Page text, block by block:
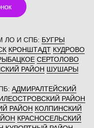
ЛО И СПБ: БУГРЫ
КРОНШТАДТ КУДРОВО
СЕРТОЛОВО
РАЙОН ШУШАРЫ
АДМИРАЛТЕЙСКИЙ
РАЙОН
РАЙОН КОЛПИНСКИЙ
КРАСНОСЕЛЬСКИЙ